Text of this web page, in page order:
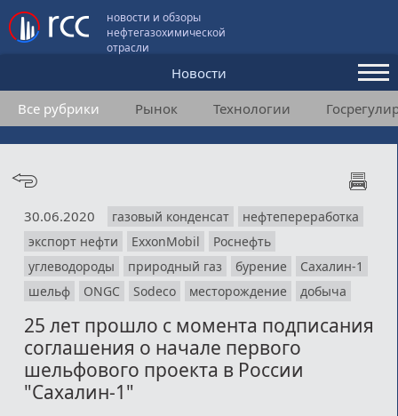
новости и обзоры
нефтегазохимической
отрасли
Новости
Аналитика и мнения
Конференции
Подписка
Пользовательское соглашение
Медиакит
Контакты
Все рубрики Рынок Технологии
30.06.2020 газовый конденсат
нефтепереработка
экспорт нефти
ExxonMobil
Роснефть
углеводороды
природный газ бурение
Сахалин-1
шельф
ONGC Sodeco месторождение добыча
25 лет прошло с момента подписания
соглашения о начале первого
шельфового проекта в России
"Сахалин-1"